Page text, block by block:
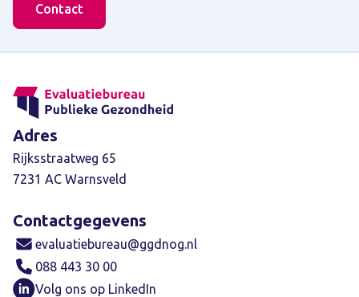
Contact
Adres
Rijksstraatweg 65
7231 AC Warnsveld
Contactgegevens
evaluatiebureau@ggdnog.nl
088 443 30 00
Volg ons op LinkedIn